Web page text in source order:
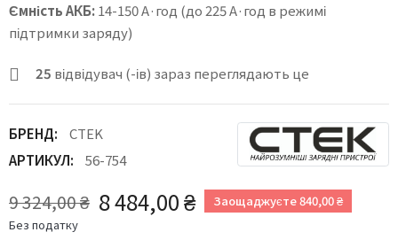
Ємність АКБ:14-150 А·год (до 225 А·год в режимі
підтримки заряду)
25 відвідувач (-ів) зараз переглядають це
БРЕНД:
CTEK
АРТИКУЛ:
56-754
9 324,00 ₴ 8 484,00 ₴
Заощаджуєте 840,00 ₴
Без податку